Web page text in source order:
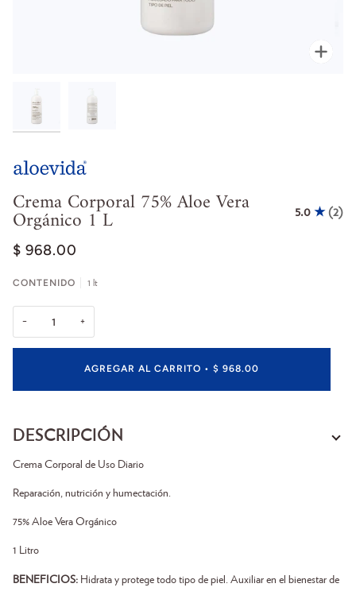
Crema Corporal 75% Aloe Vera
Orgánico 1 L 5.0 (2)
$ 968.00
CONTENIDO 1 lt
− +
AGREGAR AL CARRITO • $ 968.00
DESCRIPCIÓN
Crema Corporal de Uso Diario
Reparación, nutrición y humectación.
75% Aloe Vera Orgánico
1 Litro
BENEFICIOS: Hidrata y protege todo tipo de piel. Auxiliar en el bienestar de